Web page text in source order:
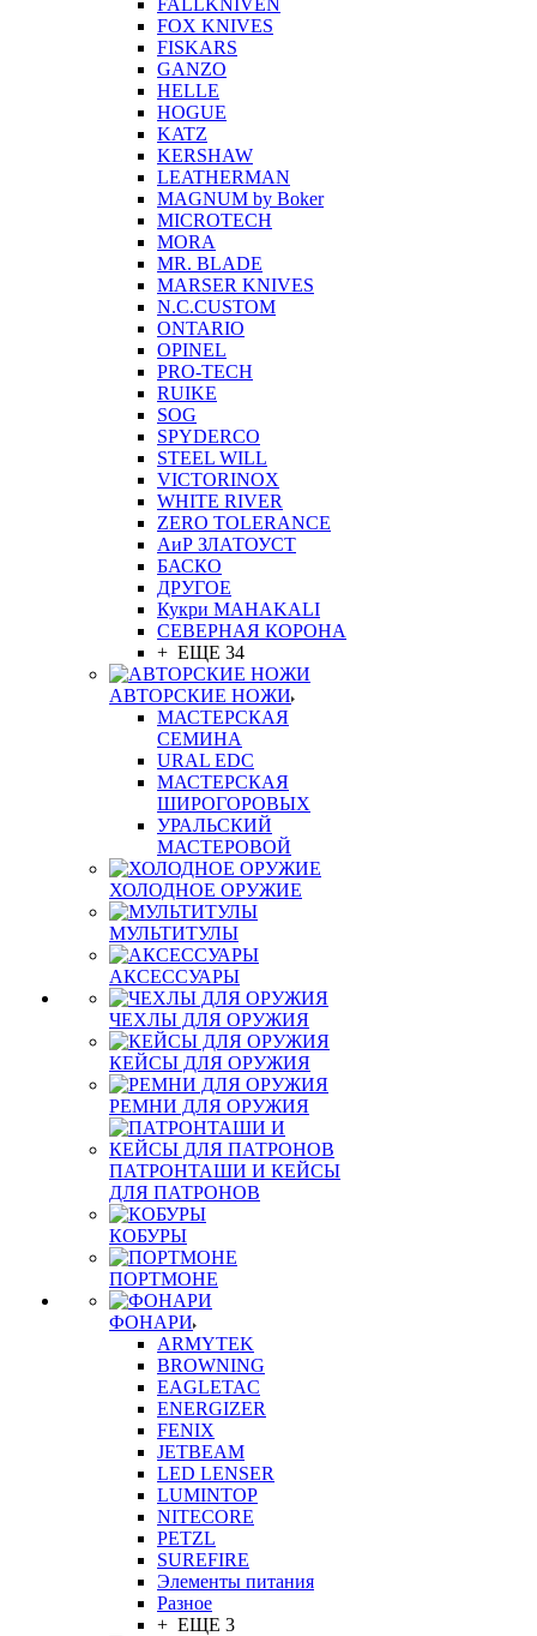
FALLKNIVEN
FOX KNIVES
FISKARS
GANZO
HELLE
HOGUE
KATZ
KERSHAW
LEATHERMAN
MAGNUM by Boker
MICROTECH
MORA
MR. BLADE
MARSER KNIVES
N.C.CUSTOM
ONTARIO
OPINEL
PRO-TECH
RUIKE
SOG
SPYDERCO
STEEL WILL
VICTORINOX
WHITE RIVER
ZERO TOLERANCE
АиР ЗЛАТОУСТ
БАСКО
ДРУГОЕ
Кукри MAHAKALI
СЕВЕРНАЯ КОРОНА
+ ЕЩЕ 34
АВТОРСКИЕ НОЖИ
МАСТЕРСКАЯ
СЕМИНА
URAL EDC
МАСТЕРСКАЯ
ШИРОГОРОВЫХ
УРАЛЬСКИЙ
МАСТЕРОВОЙ
ХОЛОДНОЕ ОРУЖИЕ
МУЛЬТИТУЛЫ
АКСЕССУАРЫ
ЧЕХЛЫ ДЛЯ ОРУЖИЯ
КЕЙСЫ ДЛЯ ОРУЖИЯ
РЕМНИ ДЛЯ ОРУЖИЯ
ПАТРОНТАШИ И КЕЙСЫ
ДЛЯ ПАТРОНОВ
КОБУРЫ
ПОРТМОНЕ
ФОНАРИ
ARMYTEK
BROWNING
EAGLETAC
ENERGIZER
FENIX
JETBEAM
LED LENSER
LUMINTOP
NITECORE
PETZL
SUREFIRE
Элементы питания
Разное
+ ЕЩЕ 3